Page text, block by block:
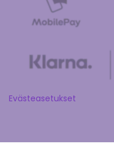
Evästeasetukset